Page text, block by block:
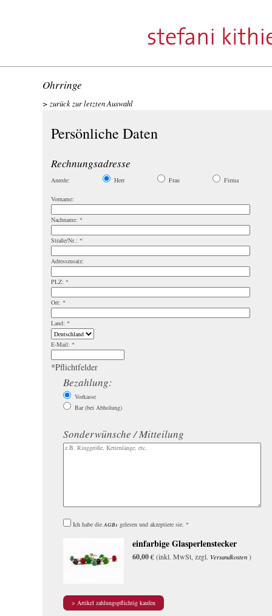
Ohrringe
zurück zur letzten Auswahl
Persönliche Daten
Rechnungsadresse
Anrede: Herr Frau Firma
Vorname:
Nachname: *
Straße/Nr.: *
Adresszusatz:
PLZ: *
Ort: *
Land: *
E-Mail: *
*Pflichtfelder
Bezahlung:
Vorkasse
Bar (bei Abholung)
Sonderwünsche / Mitteilung
Ich habe die AGBs gelesen und akzeptiere sie. *
einfarbige Glasperlenstecker
60,00 €(inkl. MwSt, zzgl. Versandkosten )